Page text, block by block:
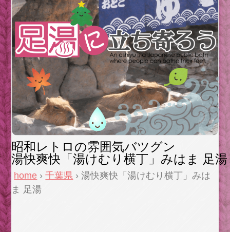
昭和レトロの雰囲気バツグン
湯快爽快「湯けむり横丁」みはま 足湯
home ›千葉県 › 湯快爽快「湯けむり横丁」みは
ま 足湯